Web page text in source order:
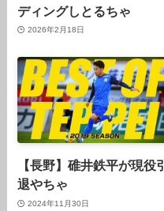
ディングしとるちゃ
2026年2月18日
【長野】碓井鉄平が現役引
退やちゃ
2024年11月30日